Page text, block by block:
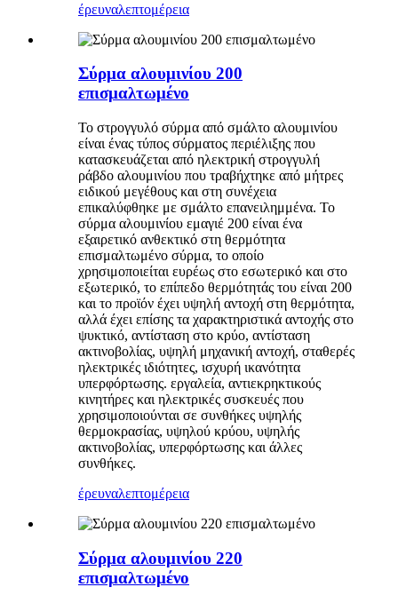
έρευναλεπτομέρεια
Σύρμα αλουμινίου 200
επισμαλτωμένο
Το στρογγυλό σύρμα από σμάλτο αλουμινίου
είναι ένας τύπος σύρματος περιέλιξης που
κατασκευάζεται από ηλεκτρική στρογγυλή
ράβδο αλουμινίου που τραβήχτηκε από μήτρες
ειδικού μεγέθους και στη συνέχεια
επικαλύφθηκε με σμάλτο επανειλημμένα. Το
σύρμα αλουμινίου εμαγιέ 200 είναι ένα
εξαιρετικό ανθεκτικό στη θερμότητα
επισμαλτωμένο σύρμα, το οποίο
χρησιμοποιείται ευρέως στο εσωτερικό και στο
εξωτερικό, το επίπεδο θερμότητάς του είναι 200 ​​
και το προϊόν έχει υψηλή αντοχή στη θερμότητα,
αλλά έχει επίσης τα χαρακτηριστικά αντοχής στο
ψυκτικό, αντίσταση στο κρύο, αντίσταση
ακτινοβολίας, υψηλή μηχανική αντοχή, σταθερές
ηλεκτρικές ιδιότητες, ισχυρή ικανότητα
υπερφόρτωσης. εργαλεία, αντιεκρηκτικούς
κινητήρες και ηλεκτρικές συσκευές που
χρησιμοποιούνται σε συνθήκες υψηλής
θερμοκρασίας, υψηλού κρύου, υψηλής
ακτινοβολίας, υπερφόρτωσης και άλλες
συνθήκες.
έρευναλεπτομέρεια
Σύρμα αλουμινίου 220
επισμαλτωμένο